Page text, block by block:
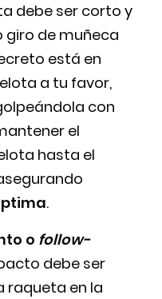
debe ser corto y
giro de muñeca
está en
a tu favor,
con
el
hasta el
.
o follow-
debe ser
raqueta en la